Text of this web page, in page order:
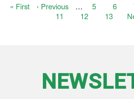
First
« First
Previous
‹ Previous … Page
5 Page
6
Page
11 Page
12 Page
13